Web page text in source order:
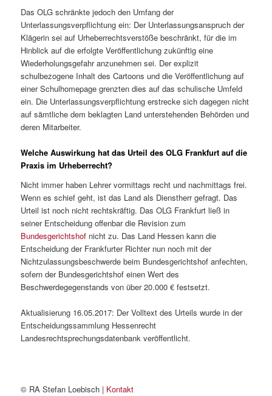
Das OLG schränkte jedoch den Umfang der
Unterlassungsverpflichtung ein: Der Unterlassungsanspruch der
Klägerin sei auf Urheberrechtsverstöße beschränkt, für die im
Hinblick auf die erfolgte Veröffentlichung zukünftig eine
Wiederholungsgefahr anzunehmen sei. Der explizit
schulbezogene Inhalt des Cartoons und die Veröffentlichung auf
einer Schulhomepage grenzten dies auf das schulische Umfeld
ein. Die Unterlassungsverpflichtung erstrecke sich dagegen nicht
auf sämtliche dem beklagten Land unterstehenden Behörden und
deren Mitarbeiter.
Welche Auswirkung hat das Urteil des OLG Frankfurt auf die
Praxis im Urheberrecht?
Nicht immer haben Lehrer vormittags recht und nachmittags frei.
Wenn es schief geht, ist das Land als Dienstherr gefragt. Das
Urteil ist noch nicht rechtskräftig. Das OLG Frankfurt ließ in
seiner Entscheidung offenbar die Revision zum
Bundesgerichtshof nicht zu. Das Land Hessen kann die
Entscheidung der Frankfurter Richter nun noch mit der
Nichtzulassungsbeschwerde beim Bundesgerichtshof anfechten,
sofern der Bundesgerichtshof einen Wert des
Beschwerdegegenstands von über 20.000 € festsetzt.
Aktualisierung 16.05.2017: Der Volltext des Urteils wurde in der
Entscheidungssammlung Hessenrecht
Landesrechtsprechungsdatenbank veröffentlicht.
© RA Stefan Loebisch | Kontakt